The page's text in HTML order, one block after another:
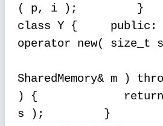
( p, i );
}
class Y {
public:
operator new( size_t
SharedMemory& m )
) {
s );
}